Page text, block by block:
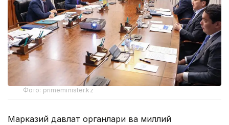
Фото: primeminister.kz
Марказий давлат органлари ва миллий